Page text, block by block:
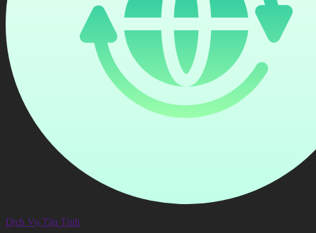
Dịch Vụ Tận Tình